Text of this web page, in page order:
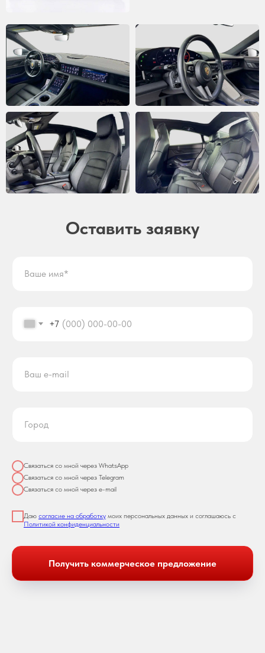
Оставить заявку
+7
Связаться со мной через WhatsApp
Связаться со мной через Telegram
Связаться со мной через e-mail
Даю согласие на обработку моих персональных данных и соглашаюсь с
Политикой конфиденциальности
Получить коммерческое предложение